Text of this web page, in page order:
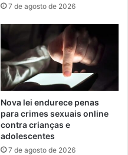
7 de agosto de 2026
Nova lei endurece penas
para crimes sexuais online
contra crianças e
adolescentes
7 de agosto de 2026